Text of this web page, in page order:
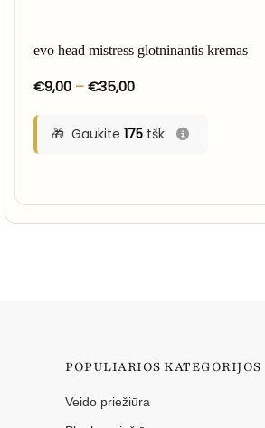
evo head mistress glotninantis kremas
€9,00 – €35,00Price
through
€35,00
Gaukite 175tšk.
POPULIARIOS KATEGORIJOS
Veido priežiūra